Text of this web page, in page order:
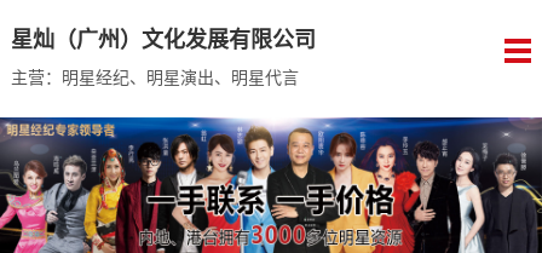
星灿（广州）文化发展有限公司
主营：明星经纪、明星演出、明星代言